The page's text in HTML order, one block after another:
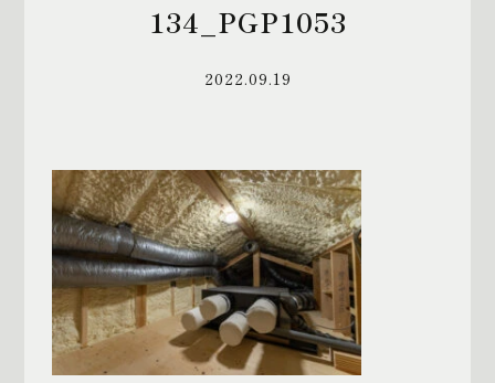
134_PGP1053
2022.09.19